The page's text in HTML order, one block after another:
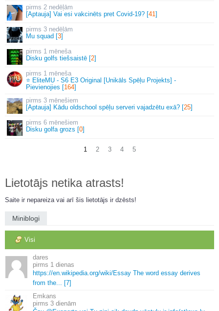
2 nedēļām
[Aptauja] Vai esi vakcinēts pret Covid-19? [41]
3 nedēļām
Mu squad [3]
1 mēneša
Disku golfs tiešsaistē [2]
1 mēneša
⭐ EliteMU - S6 E3 Original [Unikāls Spēļu Projekts] -
Pievienojies [164]
3 mēnešiem
[Aptauja] Kādu oldschool spēļu serveri vajadzētu exā? [25]
6 mēnešiem
Disku golfa grozs [0]
1 2 3 4 5
Lietotājs netika atrasts!
Saite ir nepareiza vai arī šis lietotājs ir dzēsts!
Miniblogi
Visi
dares
1 dienas
https://en. wikipedia. org/wiki/Essay The word essay derives
from the.
[7]
Emkans
3 dienām